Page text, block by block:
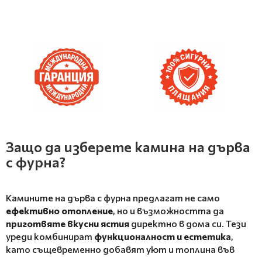
Защо да изберете камина на дърва
с фурна?
Камините на дърва с фурна предлагат не само
ефективно отопление, но и възможността да
приготвяте вкусни ястия директно в дома си. Тези
уреди комбинират функционалност и естетика,
като същевременно добавят уют и топлина във